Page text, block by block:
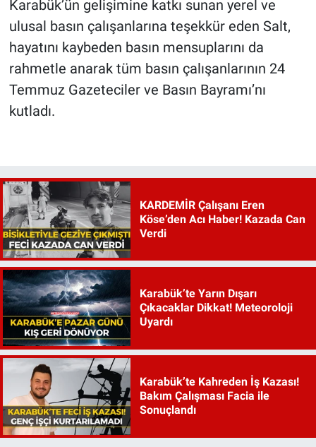
Karabük’ün gelişimine katkı sunan yerel ve
ulusal basın çalışanlarına teşekkür eden Salt,
hayatını kaybeden basın mensuplarını da
rahmetle anarak tüm basın çalışanlarının 24
Temmuz Gazeteciler ve Basın Bayramı’nı
kutladı.
KARDEMİR Çalışanı Eren
Köse’den Acı Haber! Kazada Can
Verdi
Karabük’te Yarın Dışarı
Çıkacaklar Dikkat! Meteoroloji
Uyardı
Karabük’te Kahreden İş Kazası!
Bakım Çalışması Facia ile
Sonuçlandı